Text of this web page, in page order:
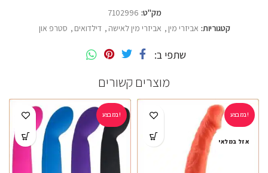
מק"ט: 7102996
קטגוריות: אביזרי מין, אביזרי מין לאישה , דילדואים , סטרפ און
שתפי ב
מוצרים קשורים
במבצע!
אזל במלאי
במבצע!